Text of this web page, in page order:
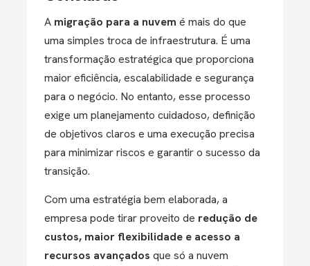
A migração para a nuvem é mais do que
uma simples troca de infraestrutura. É uma
transformação estratégica que proporciona
maior eficiência, escalabilidade e segurança
para o negócio. No entanto, esse processo
exige um planejamento cuidadoso, definição
de objetivos claros e uma execução precisa
para minimizar riscos e garantir o sucesso da
transição.
Com uma estratégia bem elaborada, a
empresa pode tirar proveito de redução de
custos, maior flexibilidade e acesso a
recursos avançados que só a nuvem